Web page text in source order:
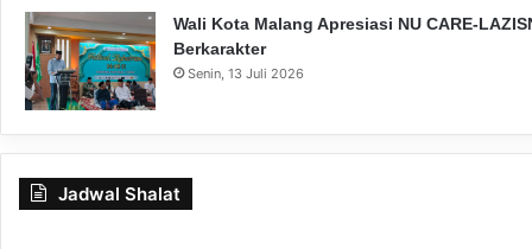
Wali Kota Malang Apresiasi NU CARE-
Berkarakter
Senin, 13 Juli 2026
Jadwal Shalat